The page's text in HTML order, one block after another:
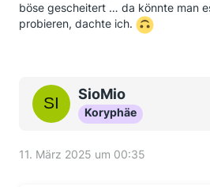
böse gescheitert … da könnte man
probieren, dachte ich.
SioMio
Koryphäe
11. März 2025 um 00:35